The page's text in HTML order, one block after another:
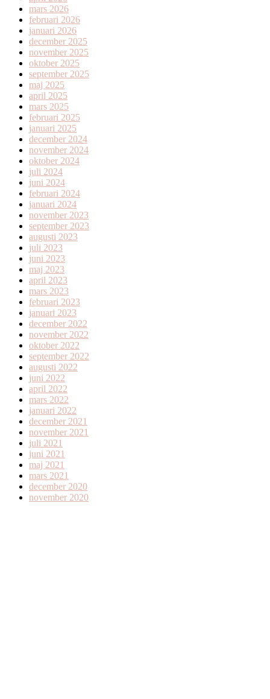
mars 2026
februari 2026
januari 2026
december 2025
november 2025
oktober 2025
september 2025
maj 2025
april 2025
mars 2025
februari 2025
januari 2025
december 2024
november 2024
oktober 2024
juli 2024
juni 2024
februari 2024
januari 2024
november 2023
september 2023
augusti 2023
juli 2023
juni 2023
maj 2023
april 2023
mars 2023
februari 2023
januari 2023
december 2022
november 2022
oktober 2022
september 2022
augusti 2022
juni 2022
april 2022
mars 2022
januari 2022
december 2021
november 2021
juli 2021
juni 2021
maj 2021
mars 2021
december 2020
november 2020